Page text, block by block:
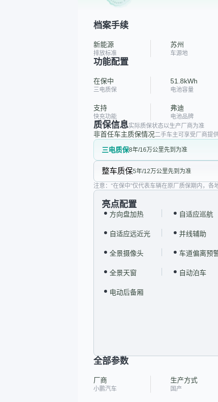
档案手续
新能源
排放标准
苏州
车源地
功能配置
在保中
三电质保
51.8kWh
电池容量
支持
快充功能
弗迪
电池品牌
质保信息实际质保状态以生产厂商为准
非首任车主质保情况二手车主可享受厂商提
三电质保8年/16万公里先到为准
整车质保5年/12万公里先到为准
注意：“在保中”仅代表车辆在原厂质保期内，
亮点配置
方向盘加热 自适应巡航
自适应远近光 并线辅助
全景摄像头 车道偏离预
全景天窗 自动泊车
电动后备厢
全部参数
厂商
小鹏汽车
生产方式
国产